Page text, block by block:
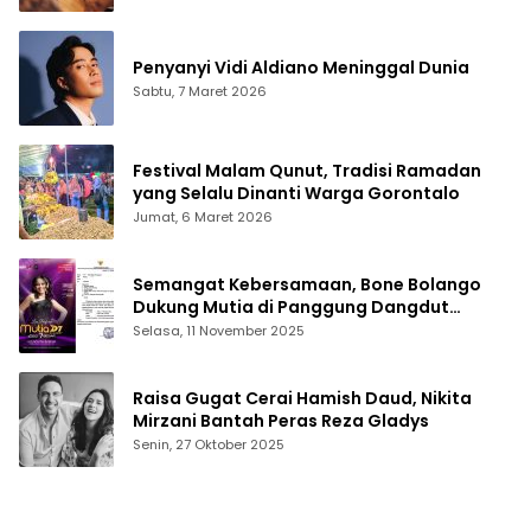
Penyanyi Vidi Aldiano Meninggal Dunia
Sabtu, 7 Maret 2026
Festival Malam Qunut, Tradisi Ramadan
yang Selalu Dinanti Warga Gorontalo
Jumat, 6 Maret 2026
Semangat Kebersamaan, Bone Bolango
Dukung Mutia di Panggung Dangdut
Academy 7
Selasa, 11 November 2025
Raisa Gugat Cerai Hamish Daud, Nikita
Mirzani Bantah Peras Reza Gladys
Senin, 27 Oktober 2025